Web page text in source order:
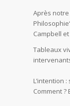
Après notre
Campbell
Tableaux
L’intention
Comment